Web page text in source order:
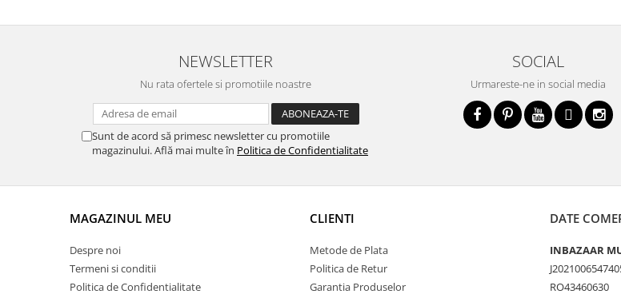
NEWSLETTER
Nu rata ofertele si promotiile noastre
Sunt de acord să primesc newsletter cu promotiile
magazinului. Află mai multe în Politica de Confidentialitate
SOCIAL
Urmareste-ne in social media
MAGAZINUL MEU
Despre noi
Termeni si conditii
Politica de Confidentialitate
CLIENTI
Metode de Plata
Politica de Retur
Garantia Produselor
DATE
INBAZAAR
RO43460630